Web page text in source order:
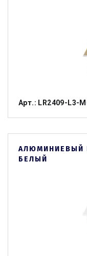
Арт.: LR2409-L3-
АЛЮМИНИЕВЫЙ
БЕЛЫЙ